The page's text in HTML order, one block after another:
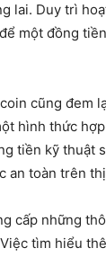
lai. Duy trì
một đồng
cũng đem
hình thức
tiền kỹ thuật
an toàn trên
cấp những
tìm hiểu